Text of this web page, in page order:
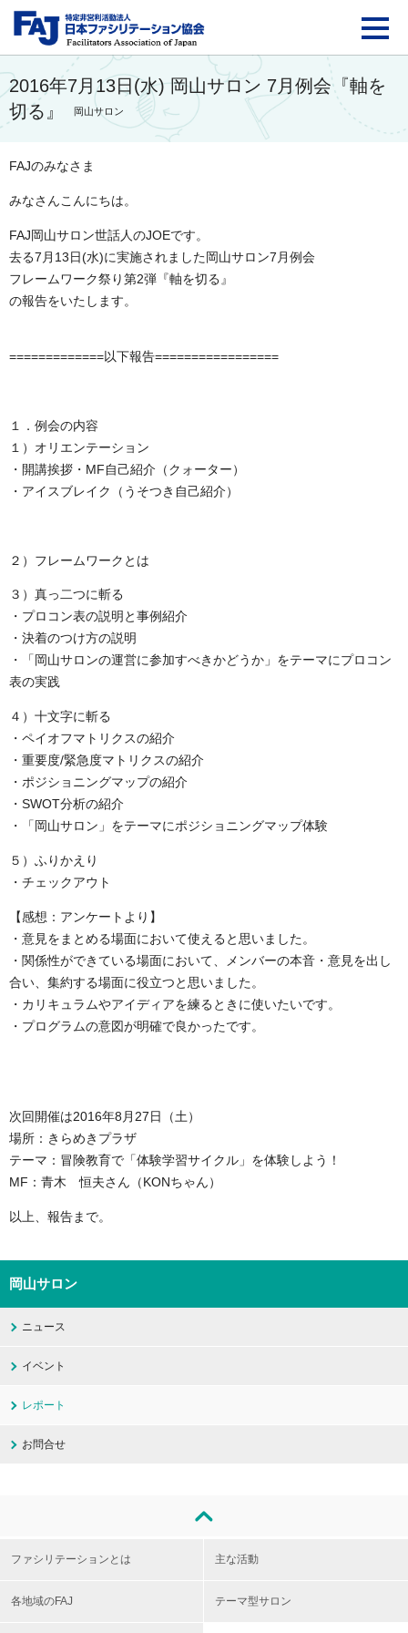
FAJ：特定非営利活動
2016年7月13日(水) 岡山サロン 7月例会『軸を
切る』
岡山サロン
FAJのみなさま
みなさんこんにちは。
FAJ岡山サロン世話人のJOEです。
去る7月13日(水)に実施されました岡山サロン7月例会
フレームワーク祭り第2弾『軸を切る』
の報告をいたします。
=============以下報告=================
１．例会の内容
１）オリエンテーション
・開講挨拶・MF自己紹介（クォーター）
・アイスブレイク（うそつき自己紹介）
２）フレームワークとは
３）真っ二つに斬る
・プロコン表の説明と事例紹介
・決着のつけ方の説明
・「岡山サロンの運営に参加すべきかどうか」をテーマにプロコン
表の実践
４）十文字に斬る
・ペイオフマトリクスの紹介
・重要度/緊急度マトリクスの紹介
・ポジショニングマップの紹介
・SWOT分析の紹介
・「岡山サロン」をテーマにポジショニングマップ体験
５）ふりかえり
・チェックアウト
【感想：アンケートより】
・意見をまとめる場面において使えると思いました。
・関係性ができている場面において、メンバーの本音・意見を出し
合い、集約する場面に役立つと思いました。
・カリキュラムやアイディアを練るときに使いたいです。
・プログラムの意図が明確で良かったです。
次回開催は2016年8月27日（土）
場所：きらめきプラザ
テーマ：冒険教育で「体験学習サイクル」を体験しよう！
MF：青木 恒夫さん（KONちゃん）
以上、報告まで。
岡山サロン
ニュース
イベント
レポート
お問合せ
ファシリテーションとは 主な活動
各地域のFAJ テーマ型サロン